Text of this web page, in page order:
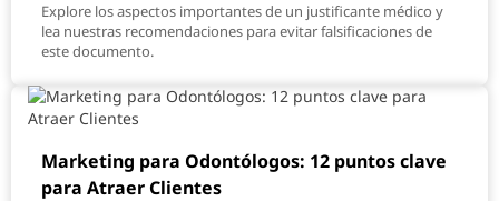
Explore los aspectos importantes de un justificante médico y
lea nuestras recomendaciones para evitar falsificaciones de
este documento.
Marketing para Odontólogos: 12 puntos clave
para Atraer Clientes